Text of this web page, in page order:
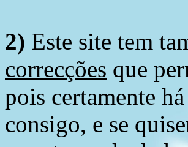
2) Este site tem
correcções que
pois certamente
consigo, e se